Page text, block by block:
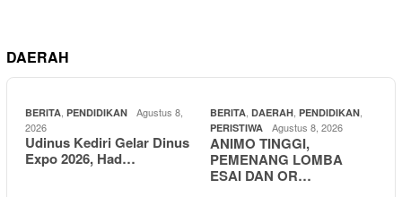
DAERAH
BERITA PENDIDIKAN
Agustus 8,
2026
Udinus Kediri Gelar Dinus
Expo 2026, Had…
BERITA DAERAH PENDIDIKAN
PERISTIWA Agustus 8, 2026
ANIMO TINGGI,
PEMENANG LOMBA
ESAI DAN OR…